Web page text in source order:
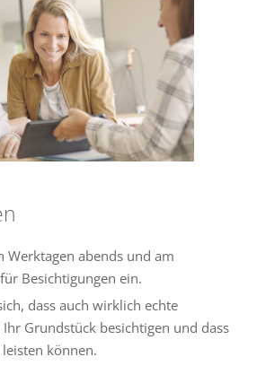
Werktagen abends und am
Besichtigungen ein.
dass auch wirklich echte
Grundstück besichtigen und dass
können.